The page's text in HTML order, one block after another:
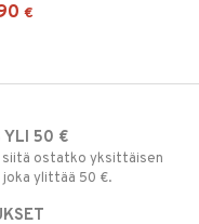
€
YLI 50 €
siitä ostatko yksittäisen
ylittää 50 €.